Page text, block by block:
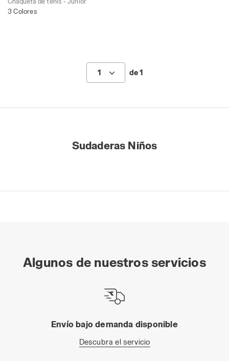
3 Colores
1 de 1
Sudaderas Niños
Algunos de nuestros servicios
Envío bajo demanda disponible
Descubra el servicio